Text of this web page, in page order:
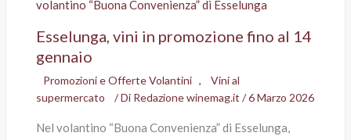
Esselunga, vini in promozione fino al 14
gennaio
Promozioni e Offerte Volantini ,
Vini al
supermercato
/ Di Redazione winemag.it /6 Marzo 2026
Nel volantino “Buona Convenienza” di Esselunga,